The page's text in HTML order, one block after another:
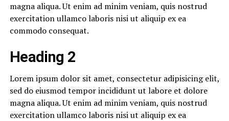
magna aliqua. Ut enim ad minim veniam, quis nostrud
exercitation ullamco laboris nisi ut aliquip ex ea
commodo consequat.
Heading 2
Lorem ipsum dolor sit amet, consectetur adipisicing elit,
sed do eiusmod tempor incididunt ut labore et dolore
magna aliqua. Ut enim ad minim veniam, quis nostrud
exercitation ullamco laboris nisi ut aliquip ex ea